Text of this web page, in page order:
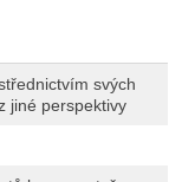
svých
jiné perspektivy